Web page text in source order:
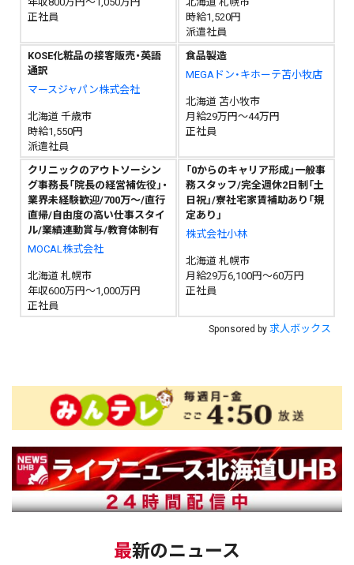
正社員
時給1,520円
派遣社員
KOSE化粧品の接客販売・英語
通訳
マースジャパン株式会社
北海道 千歳市
時給1,550円
派遣社員
食品製造
MEGAドン・キホーテ苫小牧店
北海道 苫小牧市
月給29万円～44万円
正社員
クリニックのアウトソーシン
グ事務長「院長の経営補佐役」・
業界未経験歓迎/700万～/直行
直帰/自由度の高い仕事スタイ
ル/業績連動賞与/教育体制有
MOCAL株式会社
北海道 札幌市
年収600万円～1,000万円
正社員
「0からのキャリア形成」一般事
務スタッフ/完全週休2日制「土
日祝」/寮社宅家賃補助あり「規
定あり」
株式会社小林
北海道 札幌市
月給29万6,100円～60万円
正社員
Sponsored by 求人ボックス
最新のニュース